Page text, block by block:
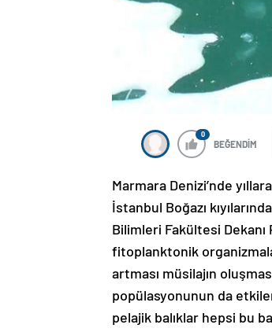
0
BEĞENDİM
Marmara Denizi’nde
İstanbul Boğazı
Bilimleri Fakültesi Dekanı
fitoplanktonik
artması müsilajın
popülasyonunun da
pelajik balıklar hepsi bu